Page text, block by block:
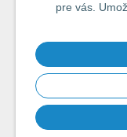
pre vás.
Každý týždeň si od nás
akčná ponuka. 1x
Ochrana vašich
našimi zásadami